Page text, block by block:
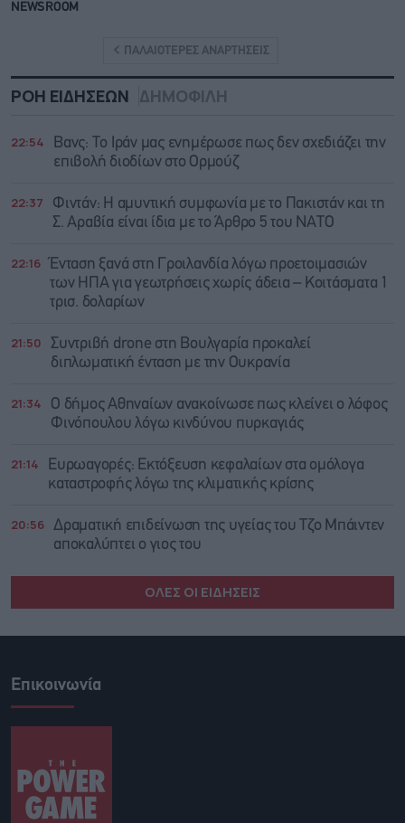
NEWSROOM
ΠΑΛΑΙΟΤΕΡΕΣ ΑΝΑΡΤΗΣΕΙΣ
ΡΟΗ ΕΙΔΗΣΕΩΝ ΔΗΜΟΦΙΛΗ
22:54
Βανς: Το Ιράν μας ενημέρωσε πως δεν σχεδιάζει την
επιβολή διοδίων στο Ορμούζ
22:37
Φιντάν: Η αμυντική συμφωνία με το Πακιστάν και τη
Σ. Αραβία είναι ίδια με τo Άρθρο 5 του ΝΑΤΟ
22:16
Ένταση ξανά στη Γροιλανδία λόγω προετοιμασιών
των ΗΠΑ για γεωτρήσεις χωρίς άδεια – Κοιτάσματα 1
τρισ. δολαρίων
21:50
Συντριβή drone στη Βουλγαρία προκαλεί
διπλωματική ένταση με την Ουκρανία
21:34
Ο δήμος Αθηναίων ανακοίνωσε πως κλείνει ο λόφος
Φινόπουλου λόγω κινδύνου πυρκαγιάς
21:14
Ευρωαγορές: Εκτόξευση κεφαλαίων στα ομόλογα
καταστροφής λόγω της κλιματικής κρίσης
20:56 Δραματική επιδείνωση της υγείας του Τζο Μπάιντεν
αποκαλύπτει ο γιος του
ΟΛΕΣ ΟΙ ΕΙΔΗΣΕΙΣ
Επικοινωνία